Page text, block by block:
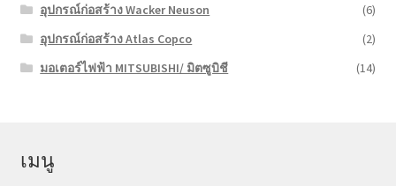
อุปกรณ์ก่อสร้าง Wacker Neuson
(6)
อุปกรณ์ก่อสร้าง Atlas Copco
(2)
มอเตอร์ไฟฟ้า MITSUBISHI/ มิตซูบิชี
(14)
เมนู